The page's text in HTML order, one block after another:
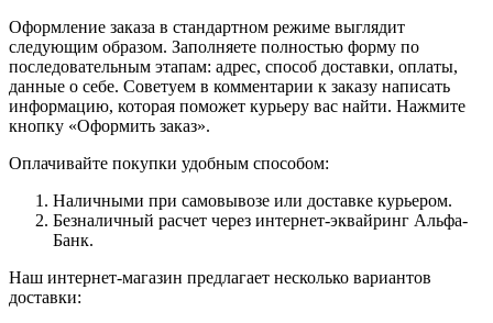
Оформление заказа в стандартном режиме выглядит
следующим образом. Заполняете полностью форму по
последовательным этапам: адрес, способ доставки, оплаты,
данные о себе. Советуем в комментарии к заказу написать
информацию, которая поможет курьеру вас найти. Нажмите
кнопку «Оформить заказ».
Оплачивайте покупки удобным способом:
Наличными при самовывозе или доставке курьером.
Безналичный расчет через интернет-эквайринг Альфа-
Банк.
Наш интернет-магазин предлагает несколько вариантов
доставки: